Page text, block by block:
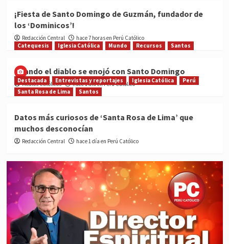
¡Fiesta de Santo Domingo de Guzmán, fundador de
los ‘Dominicos’!
Redacción Central
hace 7 horas en Perú Católico
Catequesis
Iglesia Católica Mundo Recursos Santos
Cuando el diablo se enojó con Santo Domingo
Medios Católicos hace 1 día en Perú Católico
Destacada Entrevistas y reportajes Iglesia Católica
Perú
Santa Rosa de Lima
Santos
Datos más curiosos de ‘Santa Rosa de Lima’ que
muchos desconocían
Redacción Central hace 1 día en Perú Católico